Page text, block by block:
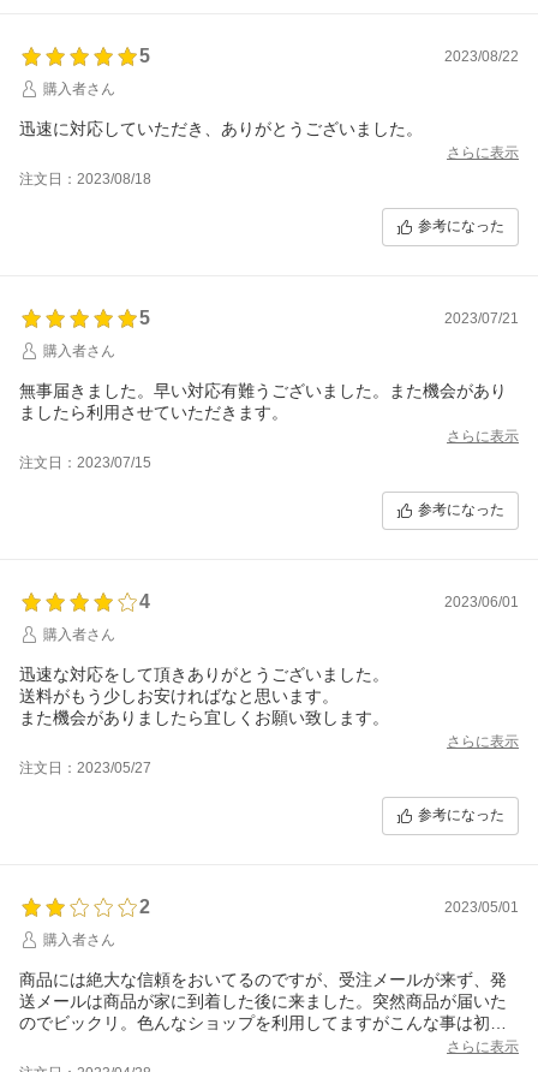
5
2023/08/22
購入者さん
迅速に対応していただき、ありがとうございました。
さらに表示
注文日：2023/08/18
参考になった
5
2023/07/21
購入者さん
無事届きました。早い対応有難うございました。また機会があり
ましたら利用させていただきます。
さらに表示
注文日：2023/07/15
参考になった
4
2023/06/01
購入者さん
迅速な対応をして頂きありがとうございました。
送料がもう少しお安ければなと思います。
また機会がありましたら宜しくお願い致します。
さらに表示
注文日：2023/05/27
参考になった
2
2023/05/01
購入者さん
商品には絶大な信頼をおいてるのですが、受注メールが来ず、発
送メールは商品が家に到着した後に来ました。突然商品が届いた
のでビックリ。色んなショップを利用してますがこんな事は初め
てです。発送自体は早かったので良かったですが…。他の方のレ
ビューを見るにたまたまではないようなので、改善していただき
さらに表示